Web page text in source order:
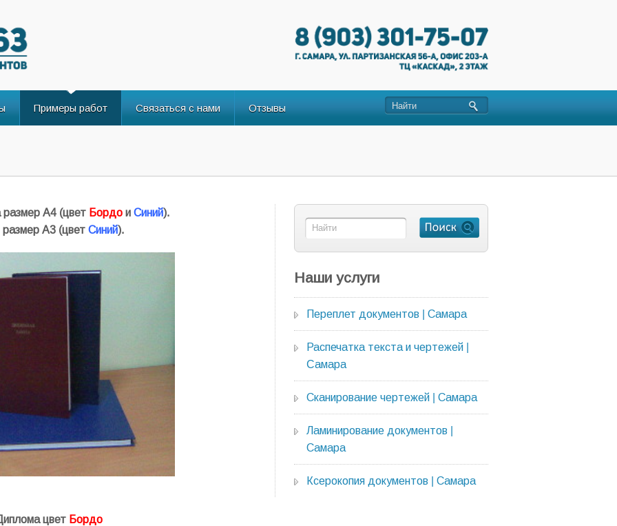
Примеры работ Связаться с нами Отзывы
размер А4 (цвет Бордо иСиний).
размер А3 (цветСиний).
цвет Бордо
Наши услуги
Переплет документов | Самара
Распечатка текста и чертежей |
Cамара
Сканирование чертежей | Самара
Ламинирование документов |
Самара
Ксерокопия документов | Самара